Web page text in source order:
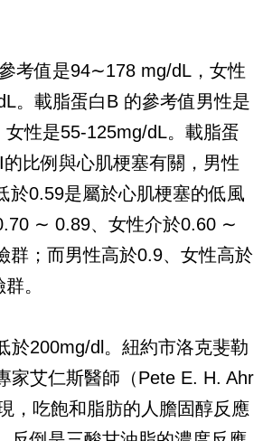
考值是94∼178 mg/dL ，女性
。載脂蛋白B 的參考值男性是
女性是55-125mg/dL。載脂蛋
的比例與心肌梗塞有關，男性
於0.59是屬於心肌梗塞的低風
∼ 0.89、女性介於0.60 ∼
群；而男性高於0.9、女性高於
。
於200mg/dl 。紐約市洛克斐勒
家艾仁斯醫師（Pete E. H. Ahr
，吃飽和脂肪的人膽固醇反應